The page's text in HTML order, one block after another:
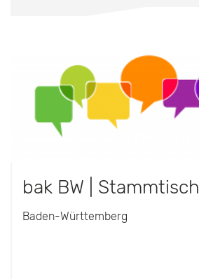
bak BW | Stammtisch
Baden-Württemberg